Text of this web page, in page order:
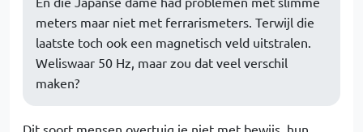
meters maar niet met ferrarismeters. Terwijl die
laatste toch ook een magnetisch veld uitstralen.
Weliswaar 50 Hz, maar zou dat veel verschil
maken?
Dit soort mensen overtuig je niet met bewijs, hun